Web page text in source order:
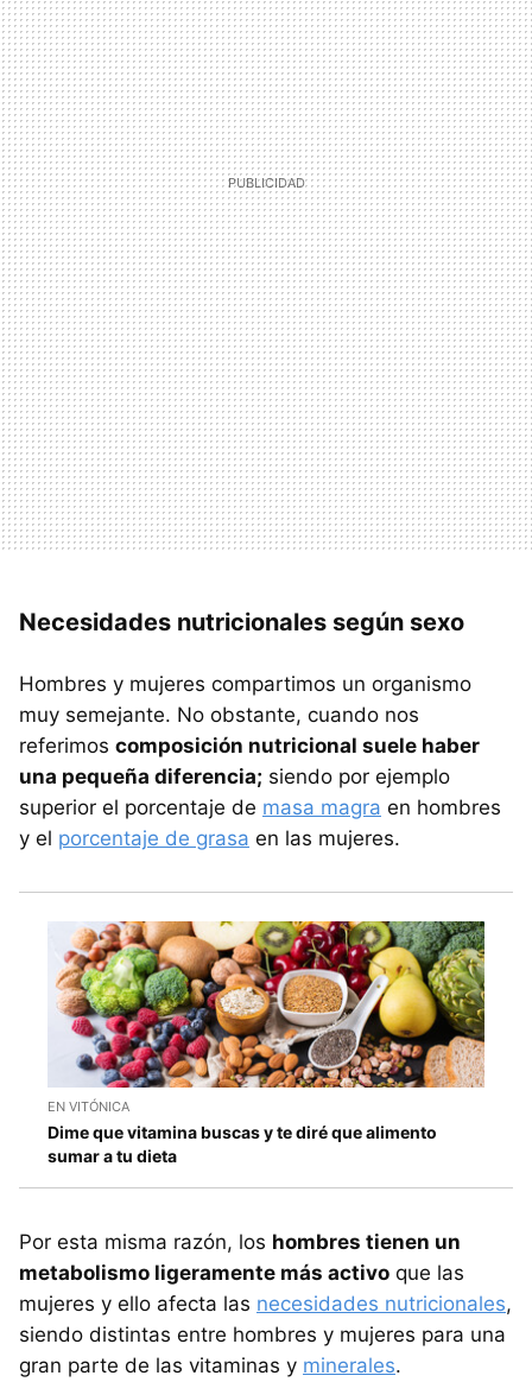
Necesidades nutricionales según sexo
Hombres y mujeres compartimos un organismo
muy semejante. No obstante, cuando nos
referimos composición nutricional suele haber
una pequeña diferencia; siendo por ejemplo
superior el porcentaje de masa magra en hombres
y el porcentaje de grasa en las mujeres.
EN VITÓNICA
Dime que vitamina buscas y te diré que alimento
sumar a tu dieta
Por esta misma razón, los hombres tienen un
metabolismo ligeramente más activo que las
mujeres y ello afecta las necesidades nutricionales,
siendo distintas entre hombres y mujeres para una
gran parte de las vitaminas y minerales.